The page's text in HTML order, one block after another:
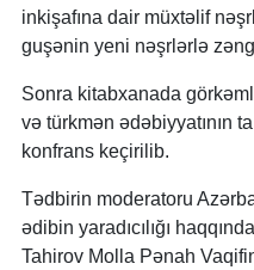
inkişafına dair müxtəlif
guşənin yeni nəşrlərlə
Sonra kitabxanada
və türkmən ədəbiyyatının
konfrans keçirilib.
Tədbirin moderatoru
ədibin yaradıcılığı
Tahirov Molla Pənah